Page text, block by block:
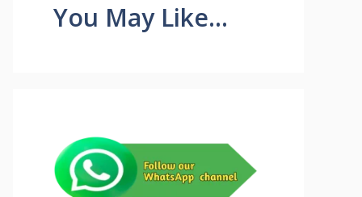
You May Like...